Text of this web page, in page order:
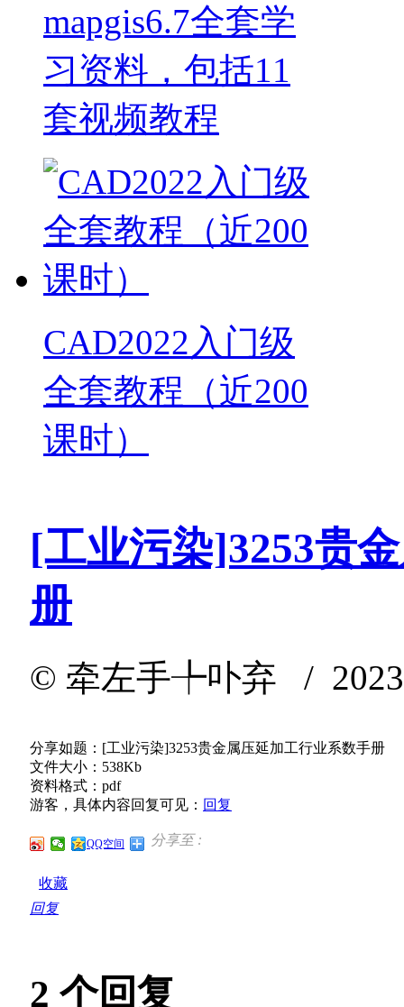
mapgis6.7全套学
习资料，包括11
套视频教程
CAD2022入门级
全套教程（近200
课时）
[工业污染]3253贵
册
© 牵左手╄卟弃 /
分享如题：[工业污染]3253贵金属压延加工行业系数手册
文件大小：538Kb
资料格式：pdf
游客，具体内容回复可见： 回复
分享至 :
QQ空间
收藏
回复
2 个回复